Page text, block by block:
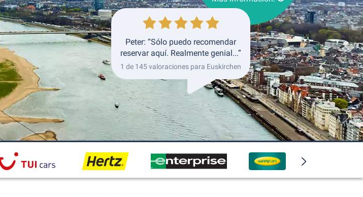
Devolución
Peter: “Sólo puedo recomendar
reservar aquí. Realmente genial...”
1 de 145 valoraciones para Euskirchen